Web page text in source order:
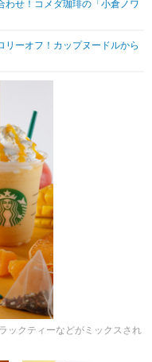
せ！コメダ珈琲の「小倉ノワ
リーオフ！カップヌードルから
ックティーなどがミックスされ